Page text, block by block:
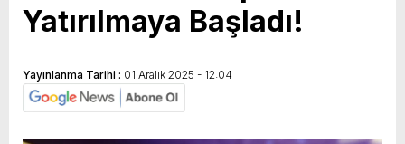
Yatırılmaya Başladı!
Yayınlanma Tarihi : 01 Aralık 2025 - 12:04